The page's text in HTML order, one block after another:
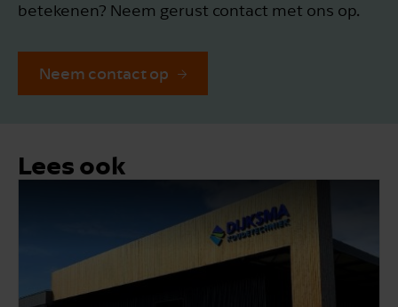
betekenen? Neem gerust contact met ons op.
Neem contact op
Lees ook